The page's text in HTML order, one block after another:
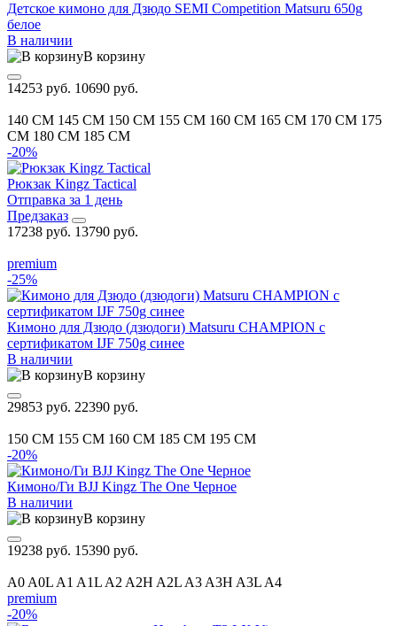
Детское кимоно для Дзюдо SEMI Competition Matsuru 650g
белое
В наличии
В корзину
14253 руб. 10690 руб.
140 CM 145 CM 150 CM 155 CM 160 CM 165 CM 170 CM 175
CM 180 CM 185 CM
-20%
Рюкзак Kingz Tactical
Отправка за 1 день
Предзаказ
17238 руб. 13790 руб.
premium
-25%
Кимоно для Дзюдо (дзюдоги) Matsuru CHAMPION с
сертификатом IJF 750g синее
В наличии
В корзину
29853 руб. 22390 руб.
150 CM 155 CM 160 CM 185 CM 195 CM
-20%
Кимоно/Ги BJJ Kingz The One Черное
В наличии
В корзину
19238 руб. 15390 руб.
A0 A0L A1 A1L A2 A2H A2L A3 A3H A3L A4
premium
-20%